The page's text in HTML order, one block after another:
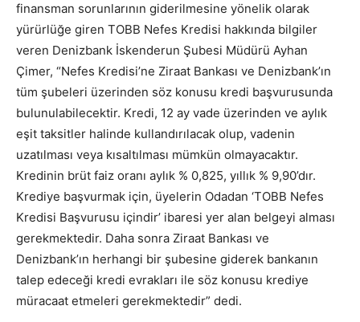
finansman sorunlarının giderilmesine yönelik olarak
yürürlüğe giren TOBB Nefes Kredisi hakkında bilgiler
veren Denizbank İskenderun Şubesi Müdürü Ayhan
Çimer, “Nefes Kredisi’ne Ziraat Bankası ve Denizbank’ın
tüm şubeleri üzerinden söz konusu kredi başvurusunda
bulunulabilecektir. Kredi, 12 ay vade üzerinden ve aylık
eşit taksitler halinde kullandırılacak olup, vadenin
uzatılması veya kısaltılması mümkün olmayacaktır.
Kredinin brüt faiz oranı aylık % 0,825, yıllık % 9,90’dır.
Krediye başvurmak için, üyelerin Odadan ‘TOBB Nefes
Kredisi Başvurusu içindir’ ibaresi yer alan belgeyi alması
gerekmektedir. Daha sonra Ziraat Bankası ve
Denizbank’ın herhangi bir şubesine giderek bankanın
talep edeceği kredi evrakları ile söz konusu krediye
müracaat etmeleri gerekmektedir” dedi.